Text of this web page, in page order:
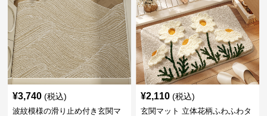
¥3,740 (税込)
波紋模様の滑り止め付き玄関マ
¥2,110 (税込)
玄関マット 立体花柄ふわふわタ